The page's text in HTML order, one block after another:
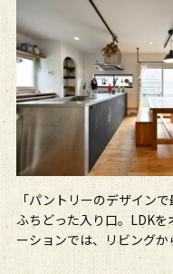
「パントリーのデザイン
ふちどった入り口。LDK
ーションでは、リビングか